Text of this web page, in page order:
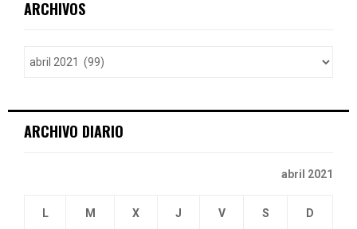
h
ARCHIVOS
ARCHIVO DIARIO
abril 2021
L M X J V S D